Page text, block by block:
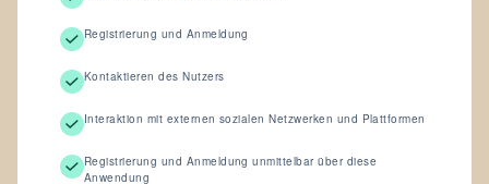
Registrierung und Anmeldung
Kontaktieren des Nutzers
Interaktion mit externen sozialen Netzwerken und Plattformen
Registrierung und Anmeldung unmittelbar über diese
Anwendung